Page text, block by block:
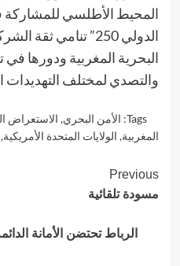
المحيط الأطلسي
الدولي 250” تنامي
البحرية المغربية ودورها في
والتصدي لمختلف التهديدات
Tags: الأمن البحري, الاستعراض
المغربية, الولايات المتحدة الأمريكية,
Continue
Reading
Previous
مسودة تلقائية
الرباط تحتضن الأمانة